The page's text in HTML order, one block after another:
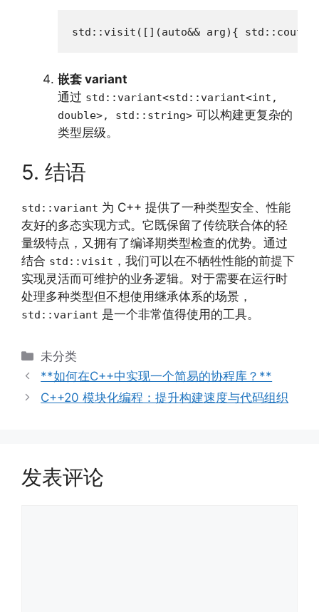
std::visit([](auto&& arg){ std::cout
嵌套 variant
通过 std::variant<std::variant<int,
double>, std::string> 可以构建更复杂的
类型层级。
5. 结语
std::variant 为 C++ 提供了一种类型安全、性能
友好的多态实现方式。它既保留了传统联合体的轻
量级特点，又拥有了编译期类型检查的优势。通过
结合 std::visit ，我们可以在不牺牲性能的前提下
实现灵活而可维护的业务逻辑。对于需要在运行时
处理多种类型但不想使用继承体系的场景，
std::variant 是一个非常值得使用的工具。
分
类
未分类
**如何在C++中实现一个简易的协程库？**
C++20 模块化编程：提升构建速度与代码组织
发表评论